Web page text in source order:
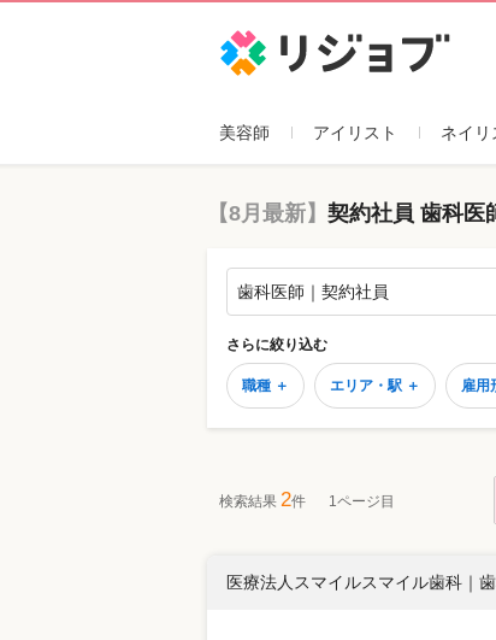
美容師 アイリスト ネイリ
【8月最新】 契約社員 歯科医
歯科医師｜契約社員
さらに絞り込む
職種 ＋ エリア・駅 ＋ 雇用
検索結果 2件 1ページ目
医療法人スマイルスマイル歯科 ｜